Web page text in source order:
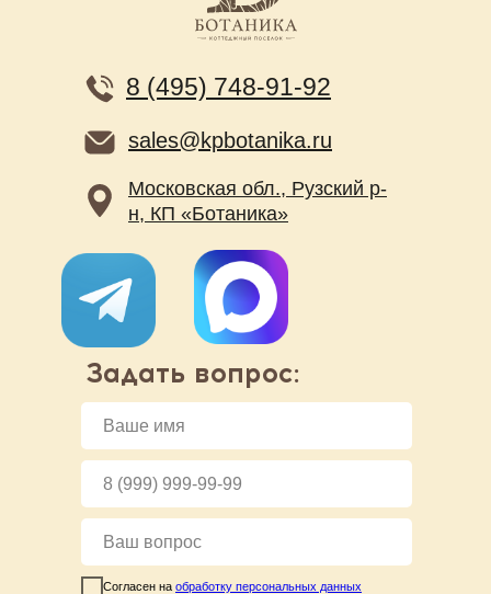
8 (495) 748-91-92
sales@kpbotanika.ru
Согласен на обработку персональных данных
Задать вопрос:
Московская обл., Рузский р-
н, КП «Ботаника»